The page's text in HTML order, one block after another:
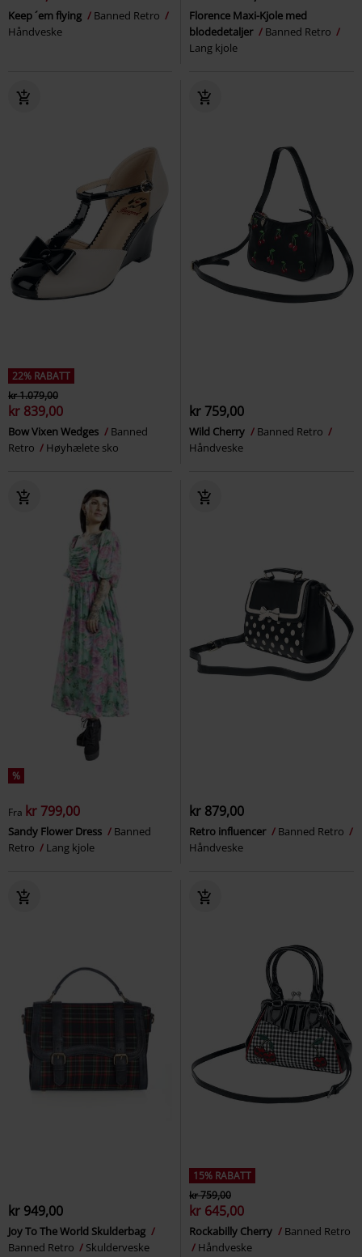
Keep ´em flying
Banned Retro
Håndveske
Florence Maxi-Kjole med
blodedetaljer
Banned Retro
Lang kjole
22% RABATT
kr 1.079,00
kr 839,00
Bow Vixen Wedges
Banned
Retro
Høyhælete sko
kr 759,00
Wild Cherry
Banned Retro
Håndveske
%
Fra kr 799,00
Sandy Flower Dress
Banned
Retro
Lang kjole
kr 879,00
Retro influencer
Banned Retro
Håndveske
kr 949,00
Joy To The World Skulderbag
Banned Retro
Skulderveske
15% RABATT
kr 759,00
kr 645,00
Rockabilly Cherry
Banned Retro
Håndveske